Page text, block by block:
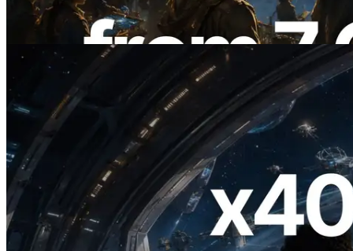
Leer este artículo
2026.07.04